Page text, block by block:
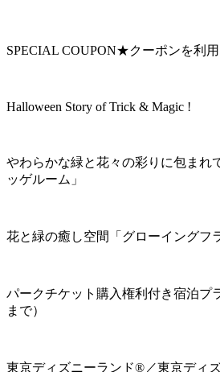
SPECIAL COUPON★クーポンを利
Halloween Story of Trick & Magic !
やわらかな緑と花々の彩りに包まれ
ッゲルーム」
花と緑の癒し空間「グローイングフ
パークチケット購入権利付き宿泊プ
まで）
東京ディズニーランド®／東京ディ